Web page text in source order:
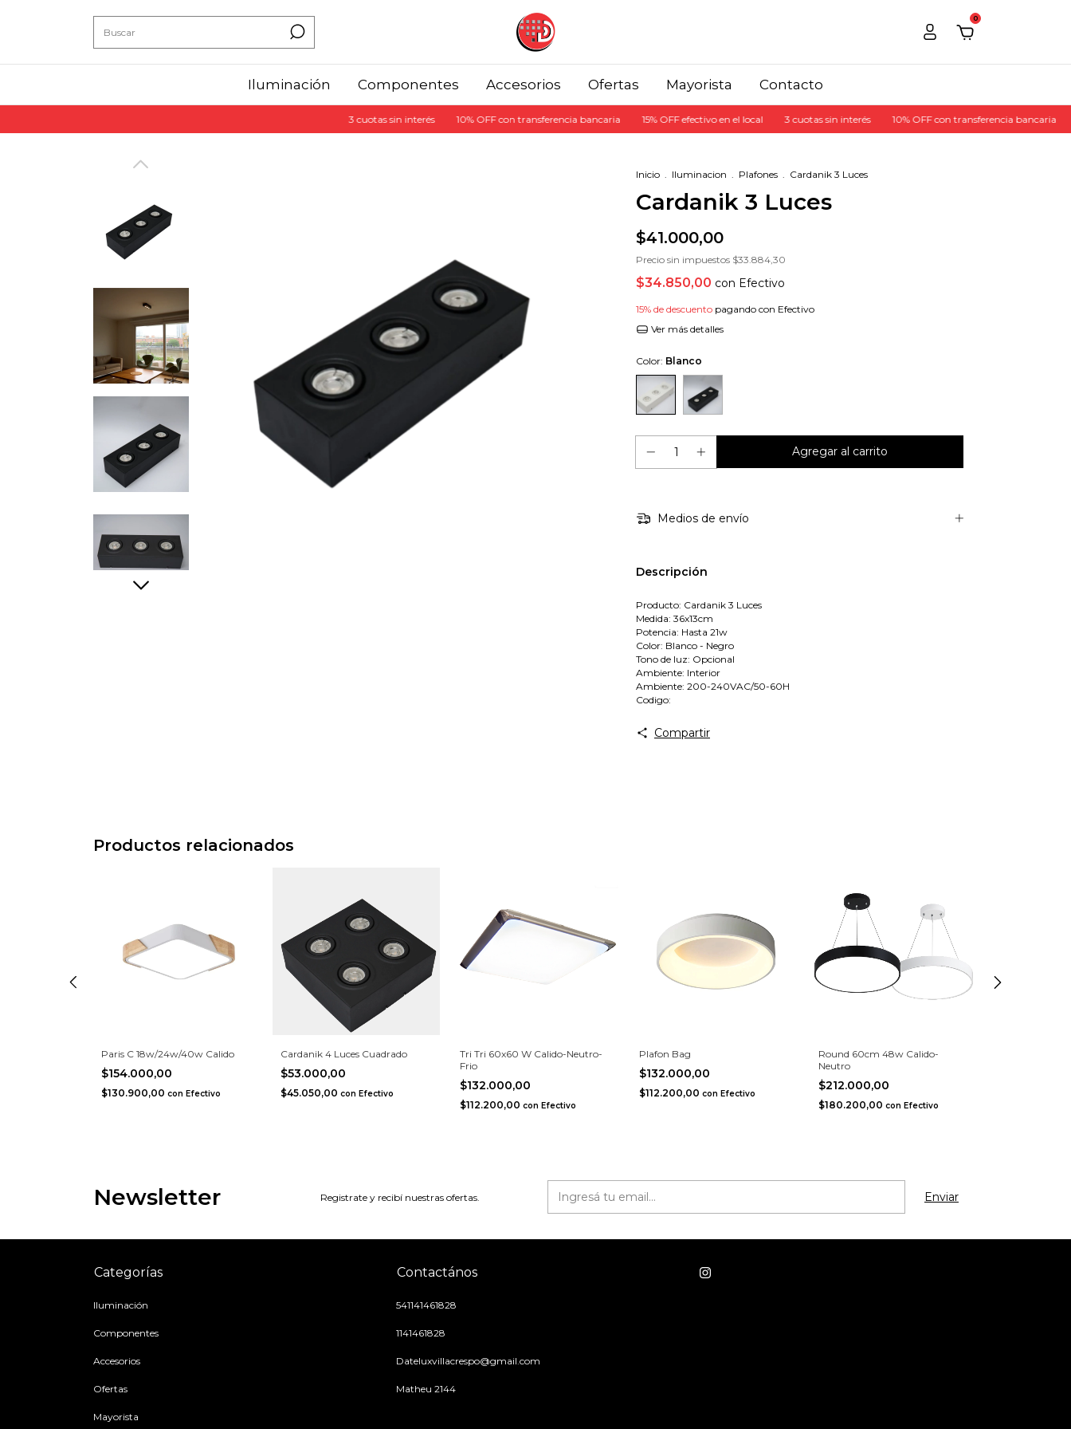
0
Iluminación Componentes Accesorios Ofertas Mayorista Contacto
3 cuotas sin interés 10% OFF con transferencia bancaria 15% OFF efectivo en el local 3 cuotas sin interés 10% OFF con transferencia bancaria 15%
Inicio . Iluminacion . Plafones . Cardanik 3 Luces
Cardanik 3 Luces
$41.000,00
Precio sin impuestos $33.884,30
$34.850,00 con Efectivo
15% de descuento pagando con Efectivo
Ver más detalles
Color: Blanco
Medios de envío
Descripción
Producto: Cardanik 3 Luces
Medida: 36x13cm
Potencia: Hasta 21w
Color: Blanco - Negro
Tono de luz: Opcional
Ambiente: Interior
Ambiente: 200-240VAC/50-60H
Codigo:
Compartir
Productos relacionados
Paris C 18w/24w/40w Calido
$154.000,00
$130.900,00 con Efectivo
Cardanik 4 Luces Cuadrado
$53.000,00
$45.050,00 con Efectivo
Tri Tri 60x60 W Calido-Neutro-
Frio
$132.000,00
$112.200,00 con Efectivo
Plafon Bag
$132.000,00
$112.200,00 con Efectivo
Round 60cm 48w Calido-
Neutro
$212.000,00
$180.200,00 con Efectivo
Newsletter Registrate y recibí nuestras ofertas.
Categorías
Iluminación
Componentes
Accesorios
Ofertas
Mayorista
Contactános
541141461828
1141461828
Dateluxvillacrespo@gmail.com
Matheu 2144